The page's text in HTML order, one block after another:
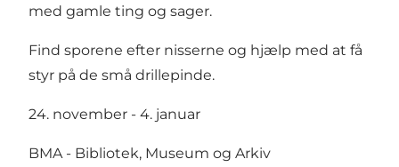
med gamle ting og sager.
Find sporene efter nisserne og hjælp med at få
styr på de små drillepinde.
24. november - 4. januar
BMA - Bibliotek, Museum og Arkiv